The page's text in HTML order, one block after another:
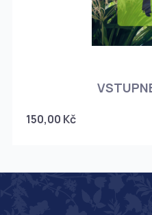
150,00 Kč